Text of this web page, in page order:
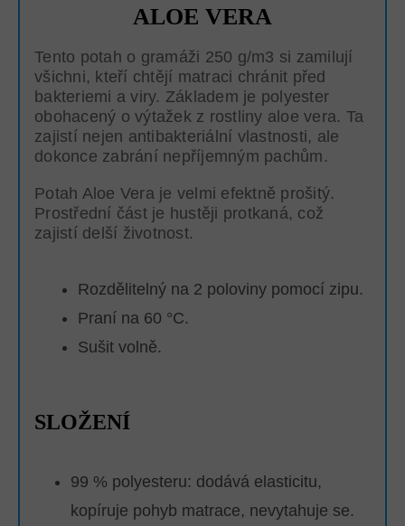
ALOE VERA
Tento potah o gramáži 250 g/m3 si zamilují
všichni, kteří chtějí matraci chránit před
bakteriemi a viry. Základem je polyester
obohacený o výtažek z rostliny aloe vera. Ta
zajistí nejen antibakteriální vlastnosti, ale
dokonce zabrání nepříjemným pachům.
Potah Aloe Vera je velmi efektně prošitý.
Prostřední část je hustěji protkaná, což
zajistí delší životnost.
Rozdělitelný na 2 poloviny pomocí zipu.
Praní na 60 °C.
Sušit volně.
SLOŽENÍ
99 % polyesteru: dodává elasticitu,
kopíruje pohyb matrace, nevytahuje se.